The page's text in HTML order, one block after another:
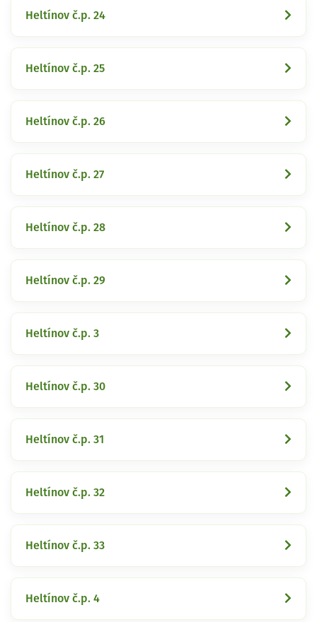
Heltínov č.p. 24
Heltínov č.p. 25
Heltínov č.p. 26
Heltínov č.p. 27
Heltínov č.p. 28
Heltínov č.p. 29
Heltínov č.p. 3
Heltínov č.p. 30
Heltínov č.p. 31
Heltínov č.p. 32
Heltínov č.p. 33
Heltínov č.p. 4